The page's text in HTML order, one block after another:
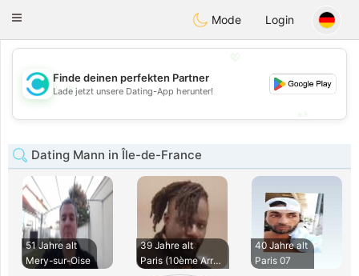
olombiaCitas
Toggle
Mode Login
💖
💕
Finde deinen perfekten Partner
Lade jetzt unsere Dating-App herunter!
Dating Mann in Île-de-France
51 Jahre alt
Mery-sur-Oise
39 Jahre alt
Paris (10ème Arron
40 Jahre alt
Paris 07